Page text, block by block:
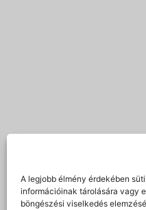
A legjobb élmény érdekében
információinak tárolására vagy
böngészési viselkedés